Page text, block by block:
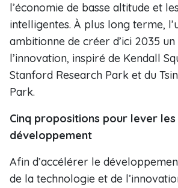
l’économie de basse altitude et
intelligentes. À plus long terme,
ambitionne de créer d’ici 2035
l’innovation, inspiré de Kendall
Stanford Research Park et du
Park.
Cinq propositions pour lever
développement
Afin d’accélérer le
de la technologie et de